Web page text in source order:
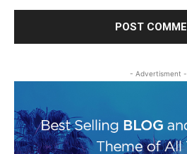
- Advertisment -